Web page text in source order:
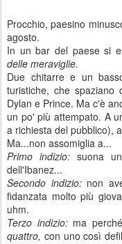
‎Procchio, paesino
agosto.
In un bar del paese si
delle meraviglie.
Due chitarre e un
turistiche, che spaziano
Dylan e Prince. Ma c'è
un po' più attempato. A
a richiesta del pubblico),
Ma...non assomiglia a...
Primo indizio: suona
dell'Ibanez...
Secondo indizio: non
fidanzata molto più
uhm.
Terzo indizio: ma
quattro, con uno così